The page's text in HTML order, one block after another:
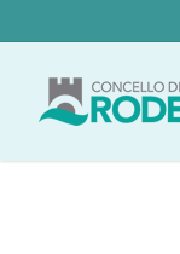
to
content